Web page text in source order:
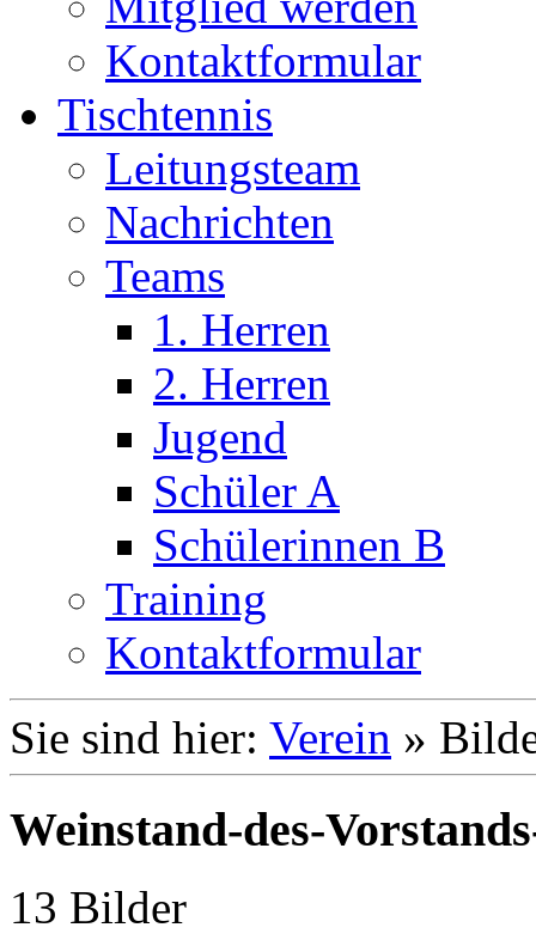
Kontaktformular
Tischtennis
Leitungsteam
Nachrichten
Teams
1. Herren
2. Herren
Jugend
Schüler A
Schülerinnen B
Training
Kontaktformular
Sie sind hier: Verein »
Weinstand-des-
13 Bilder